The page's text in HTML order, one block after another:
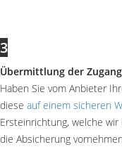
3
Übermittlung der
Haben Sie vom Anbieter
diese auf einem sicheren
Ersteinrichtung, welche
die Absicherung